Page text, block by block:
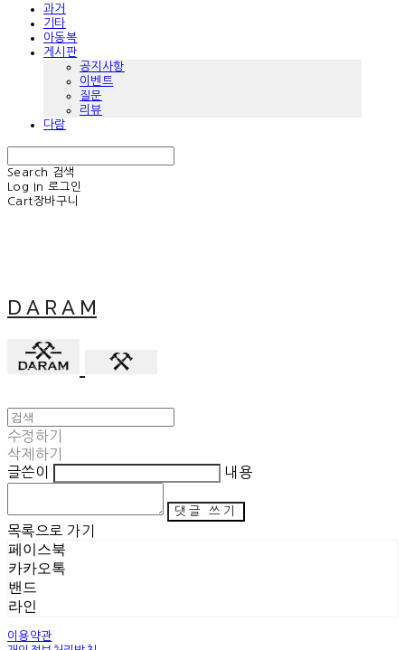
과거
기타
아동복
게시판
공지사항
이벤트
질문
리뷰
다람
Search
검색
Log In 로그인
Cart장바구니
D A R A M
수정하기
삭제하기
글쓴이
내용
댓글 쓰기
목록으로 가기
페이스북
카카오톡
밴드
라인
이용약관